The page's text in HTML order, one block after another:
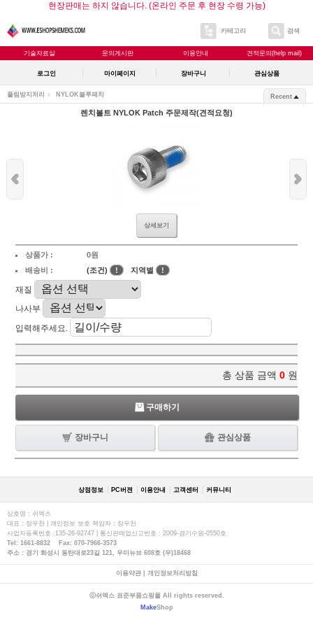
현장판매는 하지 않습니다. (온라인 주문 후 현장 수령 가능)
카테고리 검색
기술자료실 문의게시판 이용안내 견적문의(help mail)
로그인 마이페이지 장바구니 관심상품
풀림방지처리 NYLOK블루패치 Recent
렌치볼트 NYLOK Patch 주문제작(견적요청)
상세보기
상품가 :
0원
배송비 :
(조건) ! 지역별 !
재질
나사부
입력해주세요.
총 상품 금액 0 원
구매하기
장바구니 관심상품
상점정보 PC버젼 이용안내 고객센터 커뮤니티
상호명 : 쉬멕스
대표 : 장우천 | 개인정보 보호 책임자 : 장우천
사업자등록번호 :135-26-92747 | 통신판매업신고번호 : 2009-경기수원-0550호
Tel: 1661-8832 Fax: 070-7966-3573
주소 : 경기 화성시 동탄대로23길 121, 우미뉴브 608호 (우)18468
이용약관| 개인정보처리방침
ⓒ쉬멕스 표준부품쇼핑몰 All rights reserved.
MakeShop